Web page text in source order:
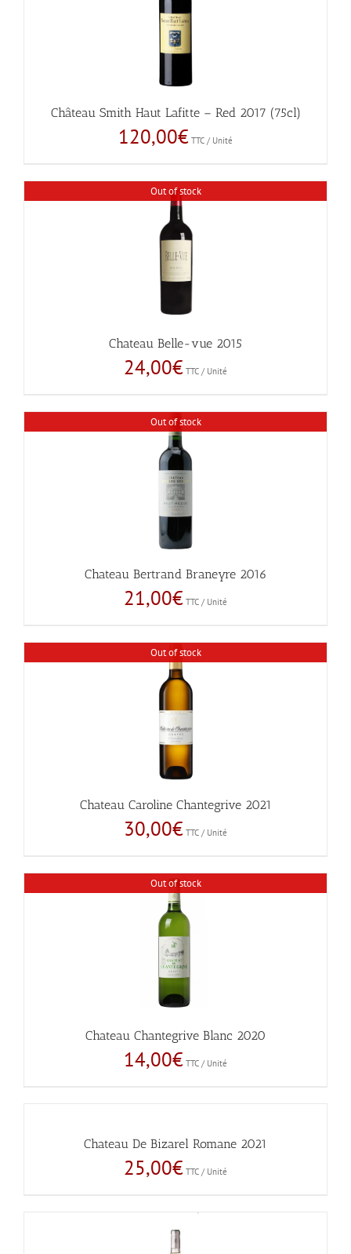
Château Smith Haut Lafitte – Red 2017 (75cl)
120,00€ TTC / Unité
Out of stock
Chateau Belle-vue 2015
24,00€ TTC / Unité
Out of stock
Chateau Bertrand Braneyre 2016
21,00€ TTC / Unité
Out of stock
Chateau Caroline Chantegrive 2021
30,00€ TTC / Unité
Out of stock
Chateau Chantegrive Blanc 2020
14,00€ TTC / Unité
Chateau De Bizarel Romane 2021
25,00€ TTC / Unité